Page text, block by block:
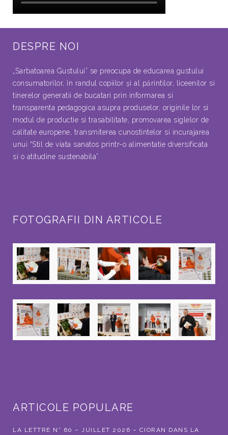
DESPRE NOI
„Sarbatoarea Gustului” se preocupa de educarea gustului
consumatorilor, în randul copiilor şi al părintilor, liceenilor si
tinerelor generatii de bucatari prin informarea si
transparenta pedagogica asupra produselor, originile lor si
modul de productie si trasabilitate, promovarea siglelor de
calitate europene, transmiterea cunostintelor si incurajarea
unui “Stil de viata sanatos printr-o alimentatie diversificata
si o atitudine sustenabila”.
FOTOGRAFII DIN ARTICOLE
ARTICOLE POPULARE
LA LETTRE N° 60 – JUILLET 2026 – CIORAN DANS LA